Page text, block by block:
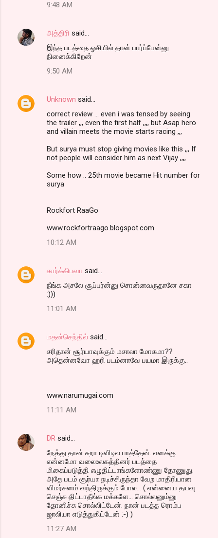
9:48 AM
அத்திரி said…
இந்த படத்தை ஓசியில் தான் பார்ப்பேன்னு
நினைக்கிறேன்
9:50 AM
Unknown said…
correct review ... even i was tensed by seeing
the trailer ,,, even the first half ,,,, but Asap hero
and villain meets the movie starts racing ,,,
But surya must stop giving movies like this ,,, If
not people will consider him as next Vijay ,,,,
Some how .. 25th movie became Hit number for
surya
Rockfort RaaGo
www.rockfortraago.blogspot.com
10:12 AM
கார்க்கிபவா said…
நீங்க அசலே சூப்பர்ன்னு சொன்னவருதானே சகா
:)))
11:01 AM
மதன்செந்தில் said…
சரிதான் சூர்யாவுக்கும் மசாலா மோகமா??
அதென்னவோ ஹரி படம்னாவே பயமா இருக்கு..
www.narumugai.com
11:11 AM
DR said…
நேத்து தான் சுறா டிவிடில பாத்தேன். எனக்கு
என்னமோ வலைஉலகத்தினர் படத்தை
மிகைப்படுத்தி எழுதிட்டாங்களோண்ணு தோணுது.
அதே படம் சூர்யா நடிச்சிருந்தா வேற மாதிரியான
விமர்சனம் வந்திருக்கும் போல... ( என்னைய தயவு
செஞ்சு திட்டாதீங்க மக்களே... சொல்லனும்னு
தோனிச்சு சொல்லிட்டேன். நான் படத்த ரொம்ப
ஜாலியா எடுத்துகிட்டேன் :-) )
11:27 AM